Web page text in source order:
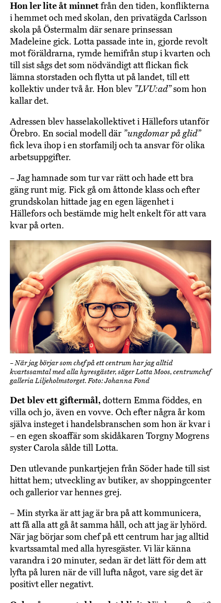
Hon ler lite åt minnetfrån den tiden, konflikterna
i hemmet och med skolan, den privatägda Carlsson
skola på Östermalm där senare prinsessan
Madeleine gick. Lotta passade inte in, gjorde revolt
mot föräldrarna, rymde hemifrån stup i kvarten och
till sist sågs det som nödvändigt att flickan fick
lämna storstaden och flytta ut på landet, till ett
kollektiv under två år. Hon blev ”LVU:ad”som hon
kallar det.
Adressen blev hasselakollektivet i Hällefors utanför
Örebro. En social modell där ”ungdomar på glid”
fick leva ihop i en storfamilj och ta ansvar för olika
arbetsuppgifter.
– Jag hamnade som tur var rätt och hade ett bra
gäng runt mig. Fick gå om åttonde klass och efter
grundskolan hittade jag en egen lägenhet i
Hällefors och bestämde mig helt enkelt för att vara
kvar på orten.
– När jag börjar som chef på ett centrum har jag alltid
kvartssamtal med alla hyresgäster, säger Lotta Moos, centrumchef
galleria Liljeholmstorget. Foto: Johanna Fond
Det blev ett giftermål,dottern Emma föddes, en
villa och jo, även en vovve. Och efter några år kom
själva insteget i handelsbranschen som hon är kvar i
– en egen skoaffär som skidåkaren Torgny Mogrens
syster Carola sålde till Lotta.
Den utlevande punkartjejen från Söder hade till sist
hittat hem; utveckling av butiker, av shoppingcenter
och gallerior var hennes grej.
– Min styrka är att jag är bra på att kommunicera,
att få alla att gå åt samma håll, och att jag är lyhörd.
När jag börjar som chef på ett centrum har jag alltid
kvartssamtal med alla hyresgäster. Vi lär känna
varandra i 20 minuter, sedan är det lätt för dem att
lyfta på luren när de vill lufta något, vare sig det är
positivt eller negativt.